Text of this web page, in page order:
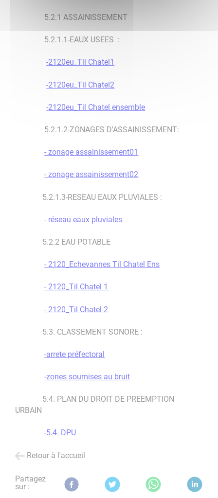
5.2.1 ASSAINISSEMENT
5.2.1.1-EAUX USEES :
-2120eu_Til Chatel1
-2120eu_Til Chatel2
-2120eu_Til Chatel ensemble
5.2.1.2-ZONAGES D'ASSAINISSEMENT:
-zonage assainissement01
-zonage assainissement02
5.2.1.3-RESEAU EAUX PLUVIALES :
- réseau eaux pluviales
5.2.2 EAU POTABLE
- 2120_Echevannes Til Chatel Ens
- 2120_Til Chatel 1
- 2120_Til Chatel 2
5.3. CLASSEMENT SONORE :
-arrete préfectoral
-zones soumises au bruit
5.4. PLAN DU DROIT DE PREEMPTION
URBAIN
-5.4. DPU
Retour à l'accueil
Partagez
sur :